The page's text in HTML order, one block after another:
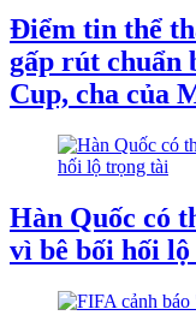
Điểm tin thể
gấp rút chuẩn
Cup, cha của
Hàn Quốc có
vì bê bối hối